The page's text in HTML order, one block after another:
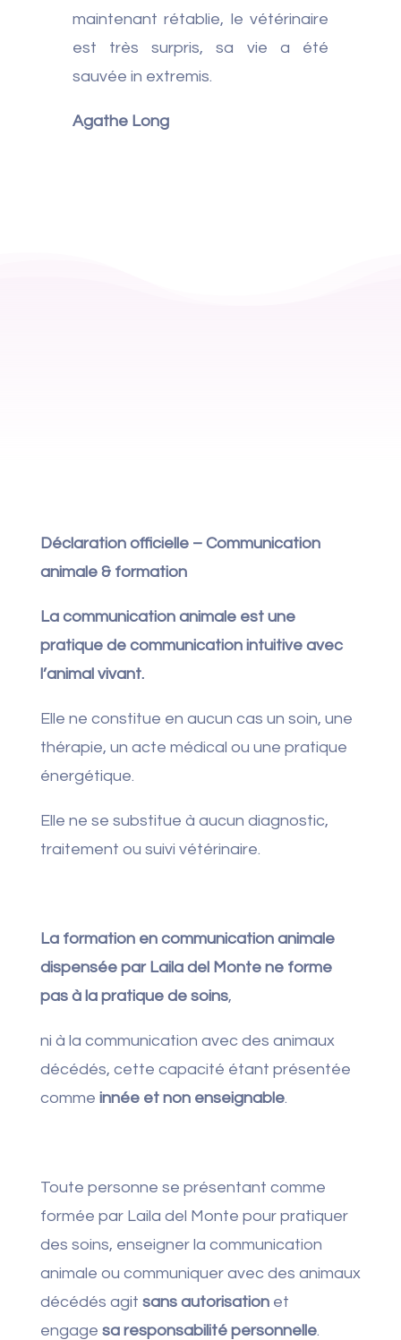
maintenant rétablie, le vétérinaire
est très surpris, sa vie a été
sauvée in extremis.
Agathe Long
Déclaration officielle – Communication
animale & formation
La communication animale est une
pratique de communication intuitive avec
l’animal vivant.
Elle ne constitue en aucun cas un soin, une
thérapie, un acte médical ou une pratique
énergétique.
Elle ne se substitue à aucun diagnostic,
traitement ou suivi vétérinaire.
La formation en communication animale
dispensée par Laila del Monte ne forme
pas à la pratique de soins,
ni à la communication avec des animaux
décédés, cette capacité étant présentée
comme innée et non enseignable.
Toute personne se présentant comme
formée par Laila del Monte pour pratiquer
des soins, enseigner la communication
animale ou communiquer avec des animaux
décédés agit sans autorisationet
engage sa responsabilité personnelle.